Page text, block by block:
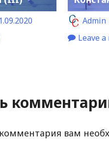
Admin
Leave
вам